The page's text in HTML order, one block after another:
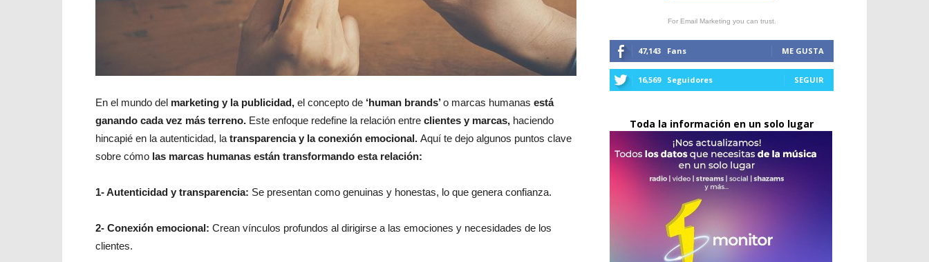
En el mundo del marketing y la publicidad, el concepto de ‘human brands’o marcas humanas está
ganando cada vez más terreno. Este enfoque redefine la relación entre clientes y marcas, haciendo
hincapié en la autenticidad, la transparencia y la conexión emocional. Aquí te dejo algunos puntos clave
sobre cómo las marcas humanas están transformando esta relación:
1- Autenticidad y transparencia: Se presentan como genuinas y honestas, lo que genera confianza.
2- Conexión emocional: Crean vínculos profundos al dirigirse a las emociones y necesidades de los
clientes.
For Email Marketing you can trust.
47,143 Fans ME GUSTA
16,569 Seguidores SEGUIR
Toda la información en un solo lugar